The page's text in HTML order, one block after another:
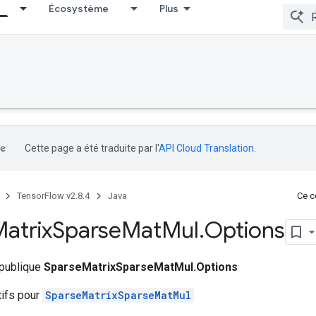
Écosystème Plus
Cette page a été traduite par l'API Cloud Translation
TensorFlow v2.8.4 Java Ce
SparseMatMul.Options
SparseMatrixSparseMatMul.Options
pour SparseMatrixSparseMatMul